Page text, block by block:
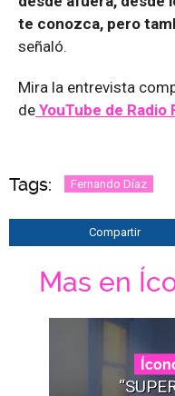
te conozca, pero
señaló.
Mira la entrevista
de YouTube de Radio
Tags: Fernando Díaz
Compartir
Mas en